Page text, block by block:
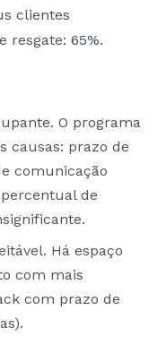
clientes
resgate: 65%.
O programa
causas: prazo de
comunicação
de
Há espaço
com mais
com prazo de